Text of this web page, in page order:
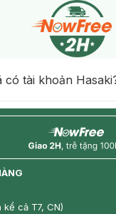
có tài khoản
nowfree
cả T7, CN)